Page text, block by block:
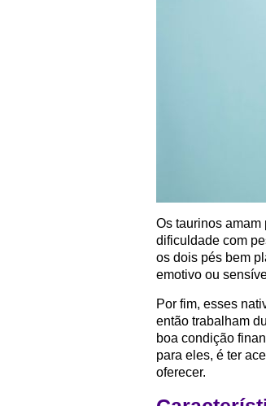
Os taurinos amam
dificuldade com
os dois pés bem
emotivo ou
Por fim, esses
então trabalham
boa condição
para eles, é ter
oferecer.